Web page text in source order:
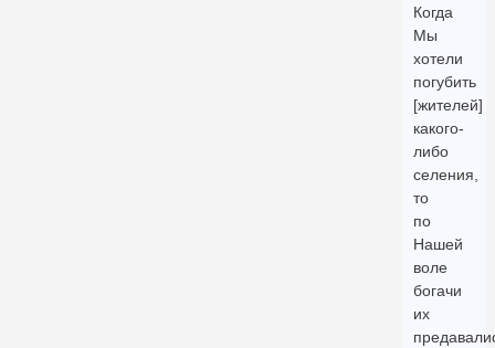
Когда
Мы
хотели
погубить
[жителей]
какого-
либо
селения,
то
по
Нашей
воле
богачи
их